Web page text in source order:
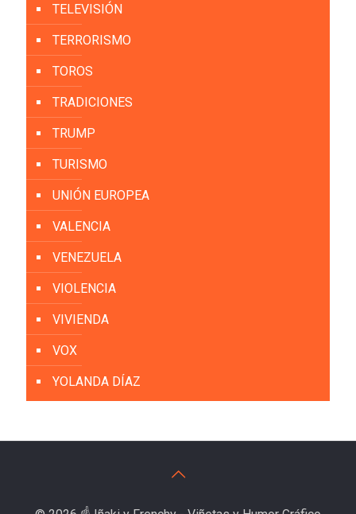
TELEVISIÓN
TERRORISMO
TOROS
TRADICIONES
TRUMP
TURISMO
UNIÓN EUROPEA
VALENCIA
VENEZUELA
VIOLENCIA
VIVIENDA
VOX
YOLANDA DÍAZ